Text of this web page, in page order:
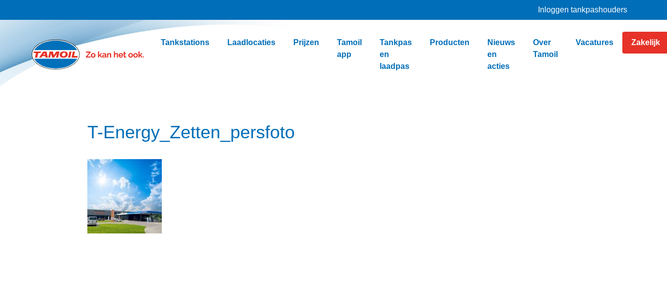
Ga naar hoofdinhoud
Inloggen tankpashouders
Tankstations Laadlocaties Prijzen
Tamoil
app
Tankpas
en
laadpas
Producten
Nieuws
en
acties
Over
Tamoil
Vacatures Zakelijk
T-Energy_Zetten_persfoto